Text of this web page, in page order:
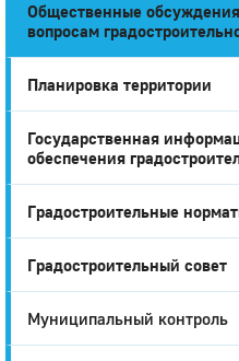
Общественные
вопросам
Планировка территории
Государственная
обеспечения
Градостроительные
Градостроительный совет
Муниципальный контроль